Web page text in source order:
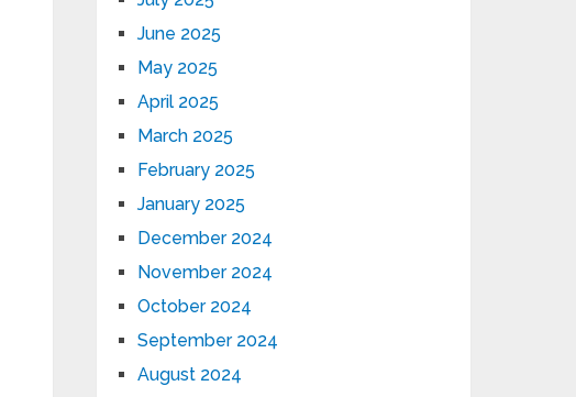
June 2025
May 2025
April 2025
March 2025
February 2025
January 2025
December 2024
November 2024
October 2024
September 2024
August 2024